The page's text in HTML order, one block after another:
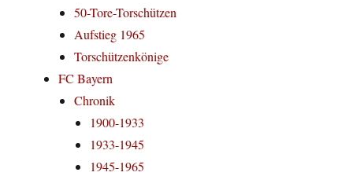
50-Tore-Torschützen
Aufstieg 1965
Torschützenkönige
FC Bayern
Chronik
1900-1933
1933-1945
1945-1965